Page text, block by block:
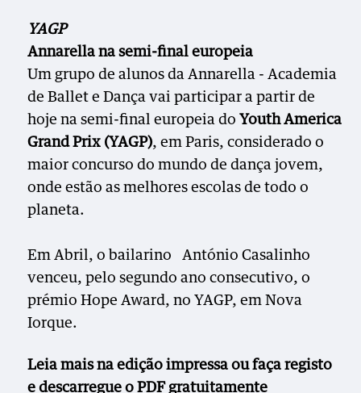
YAGP
Annarella na semi-final europeia
Um grupo de alunos da Annarella - Academia
de Ballet e Dança vai participar a partir de
hoje na semi-final europeia do Youth America
Grand Prix (YAGP), em Paris, considerado o
maior concurso do mundo de dança jovem,
onde estão as melhores escolas de todo o
planeta.
Em Abril, o bailarino António Casalinho
venceu, pelo segundo ano consecutivo, o
prémio Hope Award, no YAGP, em Nova
Iorque.
Leia mais na edição impressa ou faça registo
e descarregue o PDF gratuitamente